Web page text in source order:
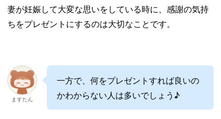
妻が妊娠して大変な思いをしている時に、感謝の気持
ちをプレゼントにするのは大切なことです。
ますたん
一方で、何をプレゼントすれば良いの
かわからない人は多いでしょう♪